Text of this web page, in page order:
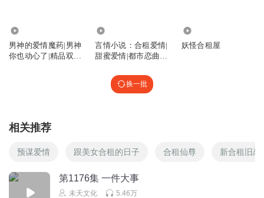
男神的爱情魔药|男神
你也动心了|精品双播
言情小说：合租爱情|
甜蜜爱情|都市恋曲|
妖怪合租屋
换一批
相关推荐
预谋爱情 跟美女合租的日子 合租仙尊 新合租旧恋
第1176集 一件大事
未天文化 5.46万